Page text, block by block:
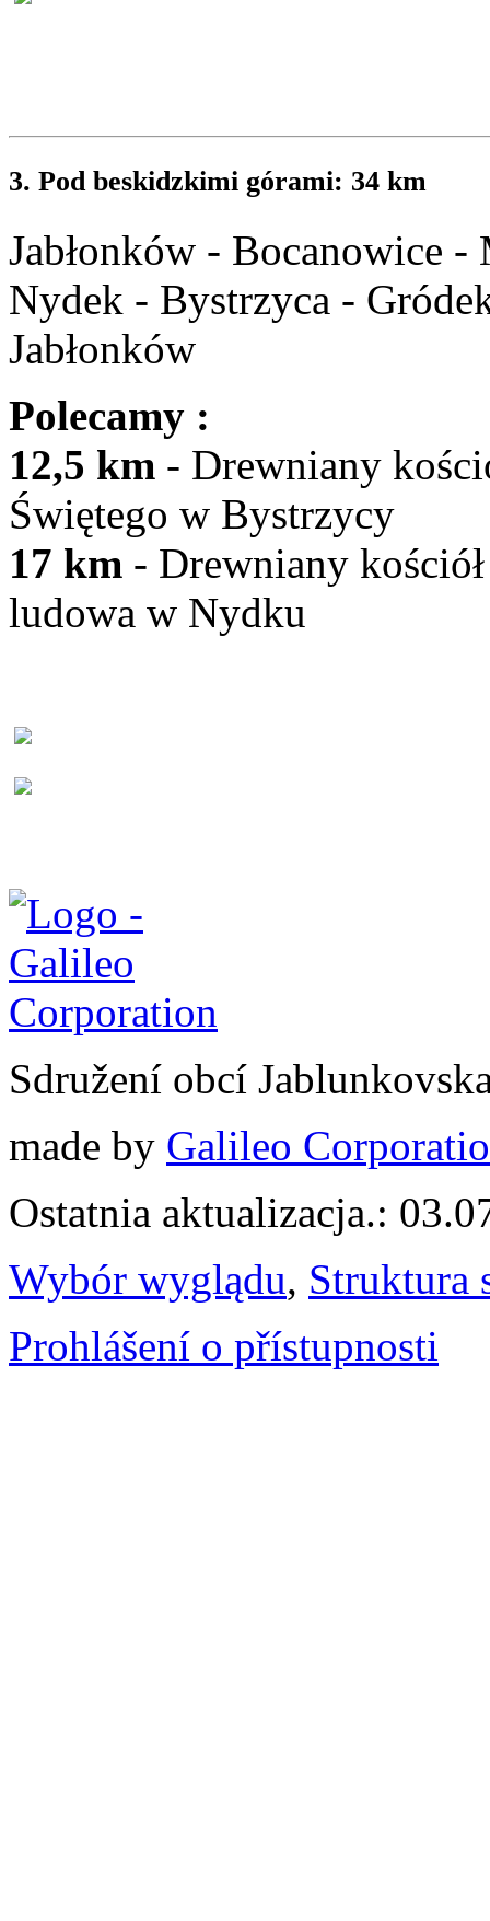
3. Pod beskidzkimi górami: 34 km
Jabłonków - Bocanowice
Nydek - Bystrzyca -
Jabłonków
Polecamy :
12,5 km - Drewniany
Świętego w Bystrzycy
17 km - Drewniany
ludowa w Nydku
Sdružení obcí
made by Galileo
Ostatnia aktualizacja.:
Wybór wyglądu, Struktura
Prohlášení o přístupnosti